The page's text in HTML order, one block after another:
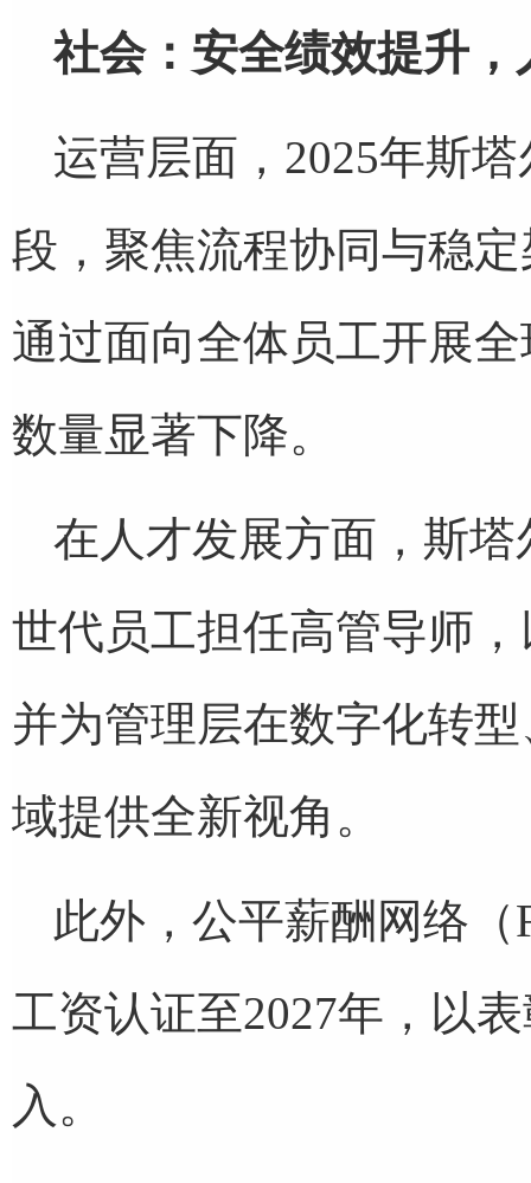
社会：安全绩效提升
运营层面，2025年斯
段，聚焦流程协同与稳
通过面向全体员工开展
数量显著下降。
在人才发展方面，斯
世代员工担任高管导师
并为管理层在数字化转
域提供全新视角。
此外，公平薪酬网络（
工资认证至2027年，以
入。